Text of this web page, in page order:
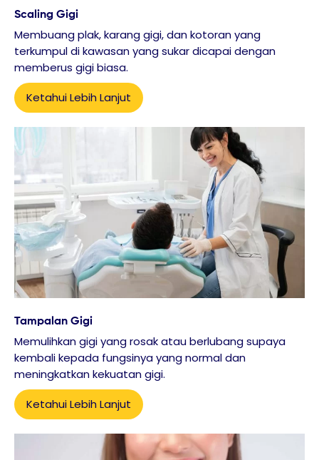
Scaling Gigi
Membuang plak, karang gigi, dan kotoran yang
terkumpul di kawasan yang sukar dicapai dengan
memberus gigi biasa.
Ketahui Lebih Lanjut
Tampalan Gigi
Memulihkan gigi yang rosak atau berlubang supaya
kembali kepada fungsinya yang normal dan
meningkatkan kekuatan gigi.
Ketahui Lebih Lanjut